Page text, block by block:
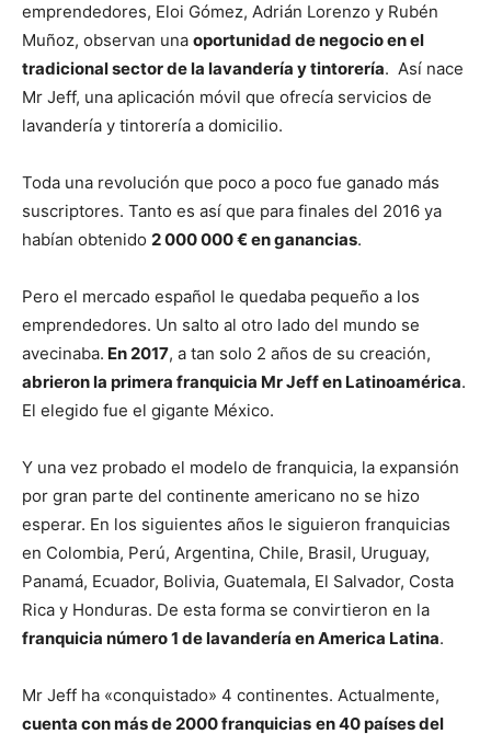
emprendedores, Eloi Gómez, Adrián Lorenzo y Rubén
Muñoz, observan una oportunidad de negocio en el
tradicional sector de la lavandería y tintorería. Así nace
Mr Jeff, una aplicación móvil que ofrecía servicios de
lavandería y tintorería a domicilio.
Toda una revolución que poco a poco fue ganado más
suscriptores. Tanto es así que para finales del 2016 ya
habían obtenido 2 000 000 € en ganancias.
Pero el mercado español le quedaba pequeño a los
emprendedores. Un salto al otro lado del mundo se
avecinaba. En 2017, a tan solo 2 años de su creación,
abrieron la primera franquicia Mr Jeff en Latinoamérica.
El elegido fue el gigante México.
Y una vez probado el modelo de franquicia, la expansión
por gran parte del continente americano no se hizo
esperar. En los siguientes años le siguieron franquicias
en Colombia, Perú, Argentina, Chile, Brasil, Uruguay,
Panamá, Ecuador, Bolivia, Guatemala, El Salvador, Costa
Rica y Honduras. De esta forma se convirtieron en la
franquicia número 1 de lavandería en America Latina.
Mr Jeff ha «conquistado» 4 continentes. Actualmente,
cuenta con más de 2000 franquicias en 40 países del